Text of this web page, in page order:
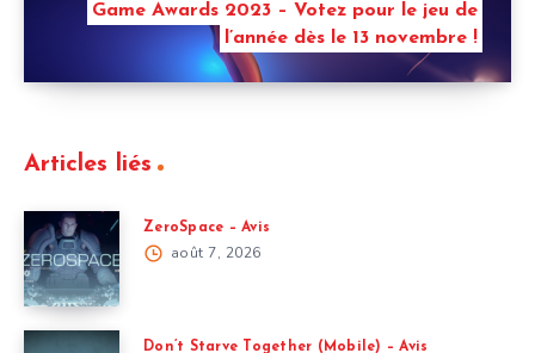
Game Awards 2023 – Votez pour le jeu de
l’année dès le 13 novembre !
Articles liés
ZeroSpace – Avis
août 7, 2026
Don’t Starve Together (Mobile) – Avis